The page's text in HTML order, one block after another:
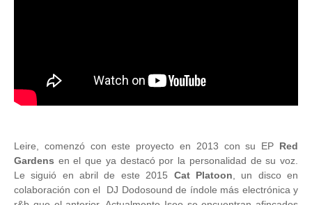
Leire, comenzó con este proyecto en 2013 con su EP Red
Gardens en el que ya destacó por la personalidad de su voz.
Le siguió en abril de este 2015 Cat Platoon, un disco en
colaboración con el DJ Dodosound de índole más electrónica y